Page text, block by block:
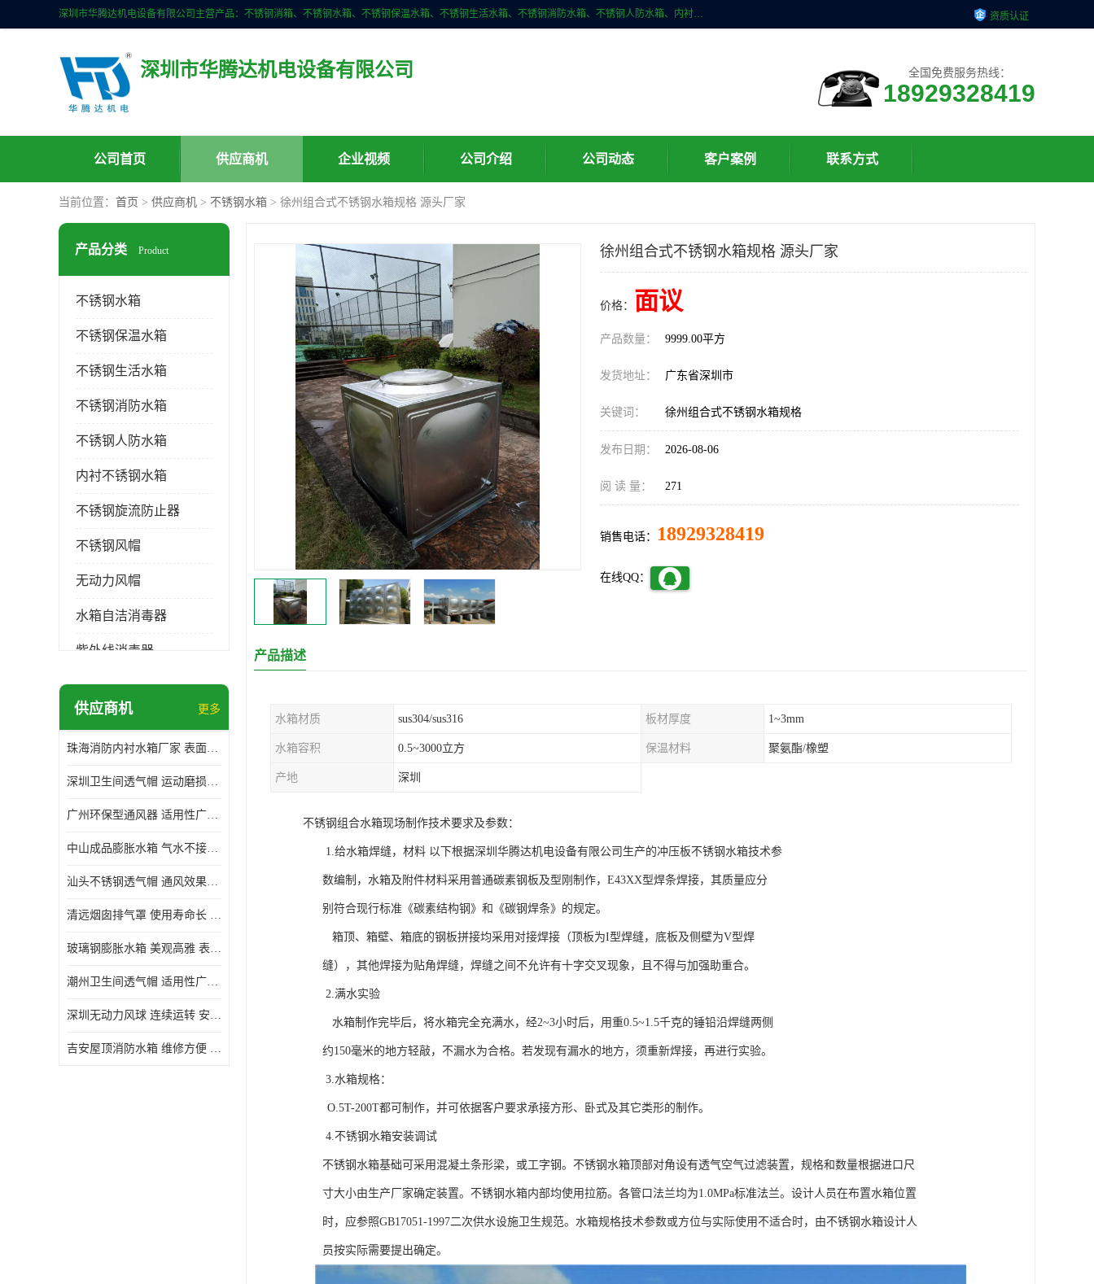
深圳市华腾达机电设备有限公司主营产品：不锈钢消箱、不锈钢水箱、不锈钢保温水箱、不锈钢生活水箱、不锈钢消防水箱、不锈钢人防水箱、内衬不锈钢水箱、膨胀水箱、不锈钢风帽、无动力风帽、水箱自洁消毒器、紫外线消毒器、不锈钢旋流防止器、组合式不锈钢水箱等。 资质认证
深圳市华腾达机电设备有限公司 全国免费服务热线：
18929328419
公司首页 供应商机 企业视频 公司介绍 公司动态 客户案例 联系方式
当前位置： 首页 > 供应商机 > 不锈钢水箱 > 徐州组合式不锈钢水箱规格 源头厂家
产品分类 Product
不锈钢水箱
不锈钢保温水箱
不锈钢生活水箱
不锈钢消防水箱
不锈钢人防水箱
内衬不锈钢水箱
不锈钢旋流防止器
不锈钢风帽
无动力风帽
水箱自洁消毒器
紫外线消毒器
膨胀水箱
生活水箱
镀锌钢板水箱
供应商机 更多
珠海消防内衬水箱厂家 表面光滑 施工设计合理
深圳卫生间透气帽 运动磨损小 重量轻 无噪音
广州环保型通风器 适用性广泛 灰尘不易附着
中山成品膨胀水箱 气水不接触 一次充气可保持长久使用
汕头不锈钢透气帽 通风效果好 无噪音 无火花
清远烟囱排气罩 使用寿命长 安装简便迅捷
玻璃钢膨胀水箱 美观高雅 表面光洁美观
潮州卫生间透气帽 适用性广泛 可以长期运行
深圳无动力风球 连续运转 安装操作简便
吉安屋顶消防水箱 维修方便 箱体钢度足
徐州组合式不锈钢水箱规格 源头厂家
价格： 面议
产品数量： 9999.00平方
发货地址： 广东省深圳市
关键词： 徐州组合式不锈钢水箱规格
发布日期： 2026-08-06
阅 读 量： 271
销售电话： 18929328419
在线QQ：
产品描述
水箱材质 sus304/sus316 板材厚度 1~3mm
水箱容积 0.5~3000立方 保温材料 聚氨酯/橡塑
产地 深圳
不锈钢组合水箱现场制作技术要求及参数：
1.给水箱焊缝，材料 以下根据深圳华腾达机电设备有限公司生产的冲压板不锈钢水箱技术参
数编制，水箱及附件材料采用普通碳素钢板及型刚制作，E43XX型焊条焊接，其质量应分
别符合现行标准《碳素结构钢》和《碳钢焊条》的规定。
箱顶、箱壁、箱底的钢板拼接均采用对接焊接（顶板为I型焊缝，底板及侧壁为V型焊
缝），其他焊接为贴角焊缝，焊缝之间不允许有十字交叉现象，且不得与加强助重合。
2.满水实验
水箱制作完毕后，将水箱完全充满水，经2~3小时后，用重0.5~1.5千克的锤铅沿焊缝两侧
约150毫米的地方轻敲，不漏水为合格。若发现有漏水的地方，须重新焊接，再进行实验。
3.水箱规格：
O.5T-200T都可制作，并可依据客户要求承接方形、卧式及其它类形的制作。
4.不锈钢水箱安装调试
不锈钢水箱基础可采用混凝土条形梁，或工字钢。不锈钢水箱顶部对角设有透气空气过滤装置，规格和数量根据进口尺
寸大小由生产厂家确定装置。不锈钢水箱内部均使用拉筋。各管口法兰均为1.0MPa标准法兰。设计人员在布置水箱位置
时，应参照GB17051-1997二次供水设施卫生规范。水箱规格技术参数或方位与实际使用不适合时，由不锈钢水箱设计人
员按实际需要提出确定。